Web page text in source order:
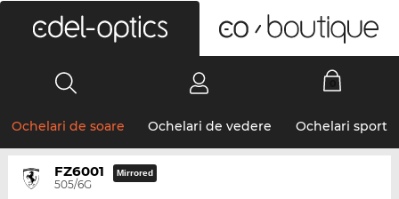
Ochelari de soare Ochelari de vedere Ochelari sport
FZ6001
505/6G
Mirrored